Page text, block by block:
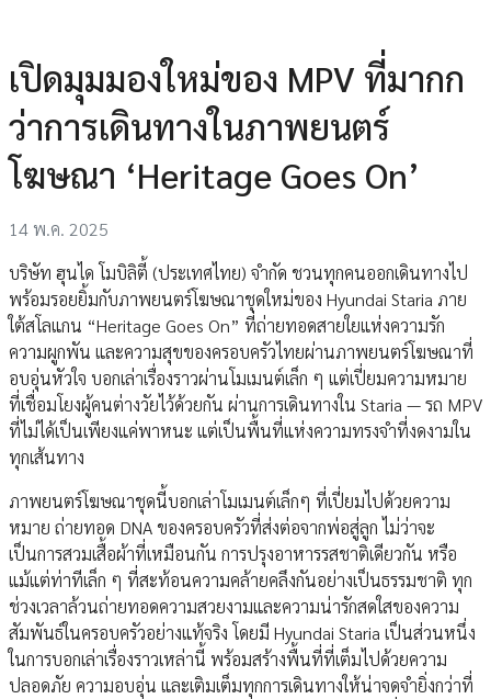
เปิดมุมมองใหม่ของ MPV ที่มากก
ว่าการเดินทางในภาพยนตร์
โฆษณา ‘Heritage Goes On’
14 พ.ค. 2025
บริษัท ฮุนได โมบิลิตี้ (ประเทศไทย) จำกัด ชวนทุกคนออกเดินทางไป
พร้อมรอยยิ้มกับภาพยนตร์โฆษณาชุดใหม่ของ Hyundai Staria ภาย
ใต้สโลแกน “Heritage Goes On” ที่ถ่ายทอดสายใยแห่งความรัก
ความผูกพัน และความสุขของครอบครัวไทยผ่านภาพยนตร์โฆษณาที่
อบอุ่นหัวใจ บอกเล่าเรื่องราวผ่านโมเมนต์เล็ก ๆ แต่เปี่ยมความหมาย
ที่เชื่อมโยงผู้คนต่างวัยไว้ด้วยกัน ผ่านการเดินทางใน Staria — รถ MPV
ที่ไม่ได้เป็นเพียงแค่พาหนะ แต่เป็นพื้นที่แห่งความทรงจำที่งดงามใน
ทุกเส้นทาง
ภาพยนตร์โฆษณาชุดนี้บอกเล่าโมเมนต์เล็กๆ ที่เปี่ยมไปด้วยความ
หมาย ถ่ายทอด DNA ของครอบครัวที่ส่งต่อจากพ่อสู่ลูก ไม่ว่าจะ
เป็นการสวมเสื้อผ้าที่เหมือนกัน การปรุงอาหารรสชาติเดียวกัน หรือ
แม้แต่ท่าทีเล็ก ๆ ที่สะท้อนความคล้ายคลึงกันอย่างเป็นธรรมชาติ ทุก
ช่วงเวลาล้วนถ่ายทอดความสวยงามและความน่ารักสดใสของความ
สัมพันธ์ในครอบครัวอย่างแท้จริง โดยมี Hyundai Staria เป็นส่วนหนึ่ง
ในการบอกเล่าเรื่องราวเหล่านี้ พร้อมสร้างพื้นที่ที่เต็มไปด้วยความ
ปลอดภัย ความอบอุ่น และเติมเต็มทุกการเดินทางให้น่าจดจำยิ่งกว่าที่